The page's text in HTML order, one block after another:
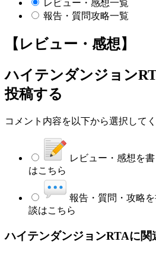
レビュー・感想一覧
報告・質問攻略一覧
【レビュー・感想】
ハイテンダンジョン
投稿する
コメント内容を以下から選択して
レビュー・感想を書
はこちら
報告・質問・攻略を
談はこちら
ハイテンダンジョンRTAに関